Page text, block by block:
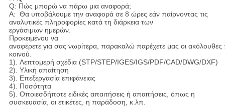
Q: Πώς μπορώ να πάρω μια αναφορά;
Α: Θα υποβάλουμε την αναφορά σε 8 ώρες εάν παίρνοντας τις
αναλυτικές πληροφορίες κατά τη διάρκεια των
εργάσιμων ημερών.
Προκειμένου να
αναφέρετε για σας νωρίτερα, παρακαλώ παρέχετε μας οι
κοινού.
1). Λεπτομερή σχέδια (STP/STEP/IGES/IGS/PDF/CAD/DWG/DXF)
2). Υλική απαίτηση
3). Επεξεργασία επιφάνειας
4). Ποσότητα
5). Οποιεσδήποτε ειδικές απαιτήσεις ή απαιτήσεις, όπως η
συσκευασία, οι ετικέτες, η παράδοση, κ.λπ.